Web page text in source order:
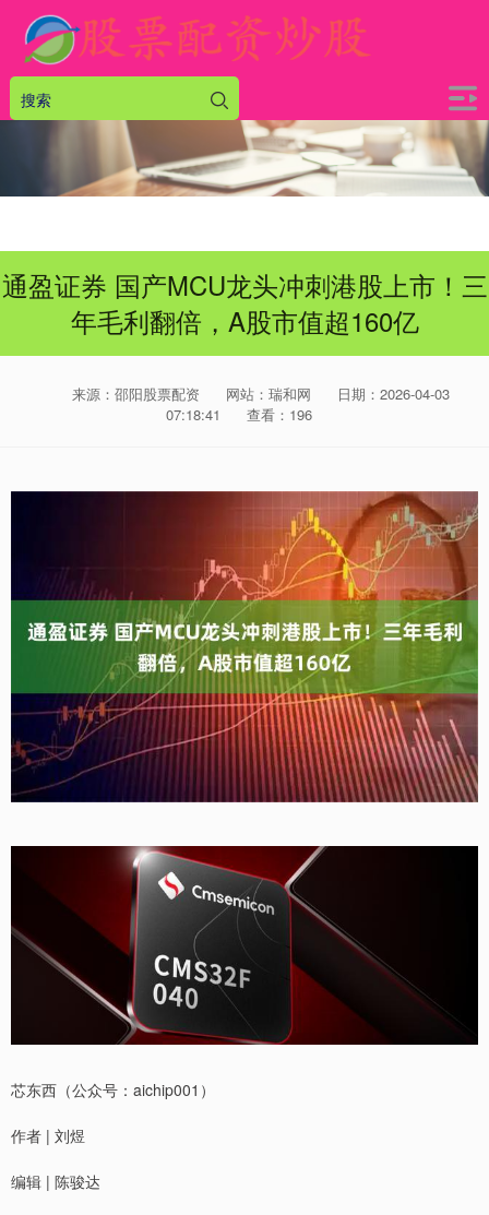
通盈证券 国产MCU龙头冲刺港股上市！三
年毛利翻倍，A股市值超160亿
来源：邵阳股票配资 网站：瑞和网
日期：2026-04-03
07:18:41
查看：196
芯东西（公众号：aichip001）
作者 | 刘煜
编辑 | 陈骏达